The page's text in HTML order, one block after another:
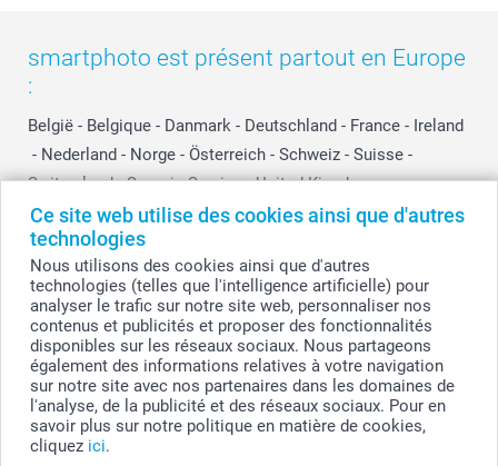
Ce site web utilise des cookies ainsi que d'autres
technologies
Nous utilisons des cookies ainsi que d'autres
technologies (telles que l'intelligence artificielle) pour
analyser le trafic sur notre site web, personnaliser nos
contenus et publicités et proposer des fonctionnalités
disponibles sur les réseaux sociaux. Nous partageons
également des informations relatives à votre navigation
sur notre site avec nos partenaires dans les domaines de
l'analyse, de la publicité et des réseaux sociaux. Pour en
savoir plus sur notre politique en matière de cookies,
cliquez ici.
smartphoto est présent partout en Europe
:
België - Belgique - Danmark - Deutschland - France - Ireland
- Nederland - Norge - Österreich - Schweiz - Suisse -
Switzerland - Suomi - Sverige - United Kingdom -
Other Countries
© smartphoto group. Tous droits réservés
Tous les prix sont en francs suisses (CHF), TVA incluse et hors frais de port.